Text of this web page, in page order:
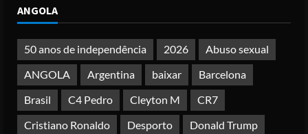
Irão reabre Estreito de Ormuz
durante trégua de 10 dias entre Israel
e Líbano
Posted on 4 months ago
ANGOLA
50 anos de independência 2026
Abuso sexual
ANGOLA
Argentina baixar
Barcelona
Brasil
C4 Pedro Cleyton M
CR7
Cristiano Ronaldo
Desporto
Donald Trump